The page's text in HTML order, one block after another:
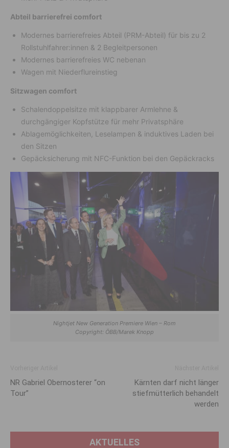
Abteil barrierefrei comfort
Modernes barrierefreies Abteil (PRM-Abteil) für bis zu 2
Rollstuhlfahrer:innen & 2 Begleitpersonen
Modernes barrierefreies WC nebenan
Wagen mit Niederflureinstieg
Sitzwagen comfort
Schalendoppelsitze mit klappbarer Armlehne &
durchgängiger Kopfstütze für mehr Privatsphäre
Ablagemöglichkeiten, Leselampen & induktives Laden bei
den Sitzen
Gepäcksicherung mit NFC-Funktion bei den Gepäckracks
Nightjet New Generation Premiere Wien – Rom
Copyright: ÖBB/Marek Knopp
NR Gabriel Obernosterer “on
Tour”
Kärnten darf nicht länger
stiefmütterlich behandelt
werden
AKTUELLES